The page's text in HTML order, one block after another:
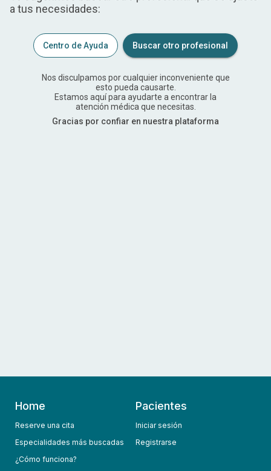
a tus necesidades:
Centro de Ayuda Buscar otro profesional
Nos disculpamos por cualquier inconveniente que
esto pueda causarte.
Estamos aquí para ayudarte a encontrar la
atención médica que necesitas.
Gracias por confiar en nuestra plataforma
Home
Reserve una cita
Especialidades más buscadas
¿Cómo funciona?
Pacientes
Iniciar sesión
Registrarse